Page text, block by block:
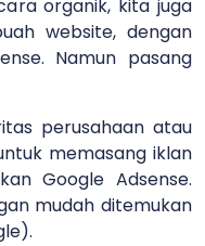
organik, kita juga
website, dengan
Namun pasang
perusahaan atau
memasang iklan
Google Adsense.
mudah ditemukan